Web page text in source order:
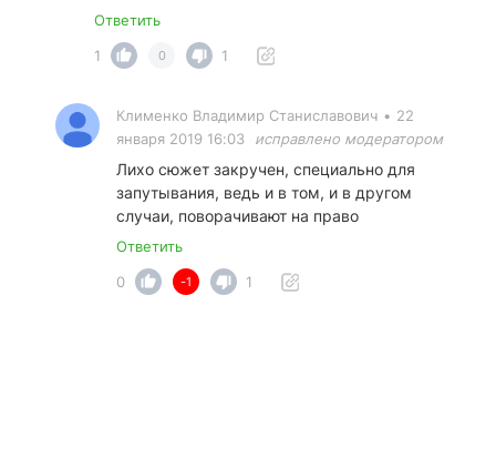
Ответить
1
0 1
Клименко Владимир Станиславович • 22
января 2019 16:03
исправлено модератором
Лихо сюжет закручен, специально для
запутывания, ведь и в том, и в другом
случаи, поворачивают на право
Ответить
0
-1 1